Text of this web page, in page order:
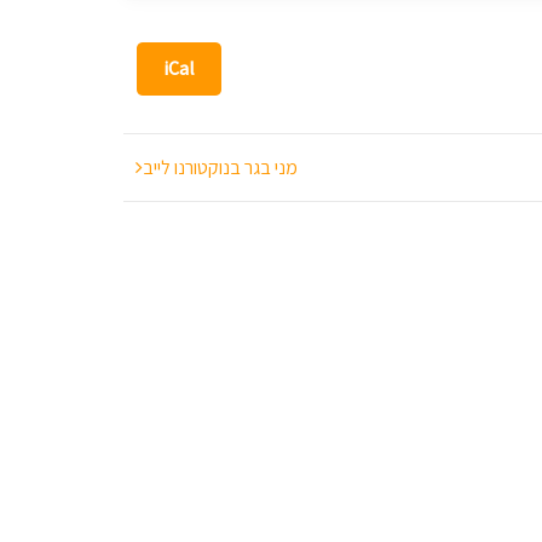
iCal
מני בגר בנוקטורנו לייב